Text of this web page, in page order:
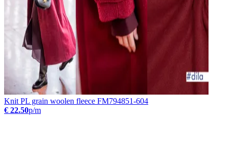
Knit PL grain woolen fleece FM794851-604
€ 22.50p/m